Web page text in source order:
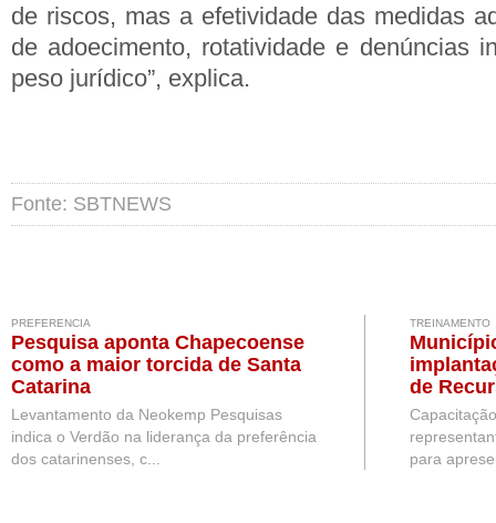
de riscos, mas a efetividade das medidas
de adoecimento, rotatividade e denúncias
peso jurídico”, explica.
Fonte: SBTNEWS
PREFERENCIA
Pesquisa aponta Chapecoense
como a maior torcida de Santa
Catarina
Levantamento da Neokemp Pesquisas
indica o Verdão na liderança da preferência
dos catarinenses, c...
TREINAMENTO
de
para